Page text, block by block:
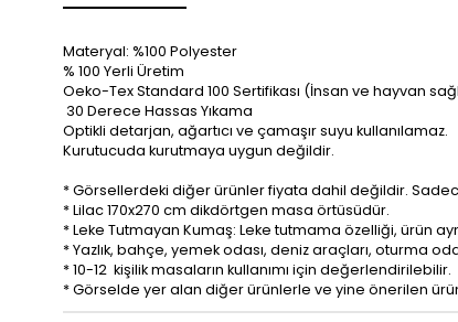
Materyal: %100 Polyester
% 100 Yerli Üretim
Oeko-Tex Standard 100 Sertifikası (İnsan ve hayvan
30 Derece Hassas Yıkama
Optikli detarjan, ağartıcı ve çamaşır suyu kullanılamaz.
Kurutucuda kurutmaya uygun değildir.
* Görsellerdeki diğer ürünler fiyata dahil değildir.
* Lilac 170x270 cm dikdörtgen masa örtüsüdür.
* Leke Tutmayan Kumaş: Leke tutmama özelliği, ürün
* Yazlık, bahçe, yemek odası, deniz araçları, oturma
* 10-12 kişilik masaların kullanımı için değerlendirilebilir.
* Görselde yer alan diğer ürünlerle ve yine önerilen